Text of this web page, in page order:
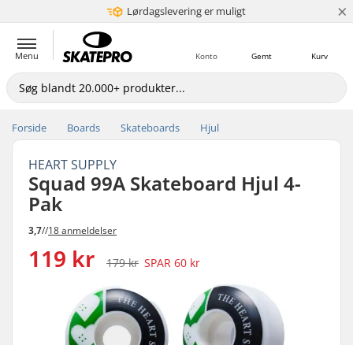
Lørdagslevering er muligt
5+ mio. kunder ×
Menu Kurv
Gemt
Konto
Forside Boards Skateboards Hjul
HEART SUPPLY
Squad 99A Skateboard Hjul 4-
Pak
3,7//18 anmeldelser
119 kr 179 kr SPAR 60 kr